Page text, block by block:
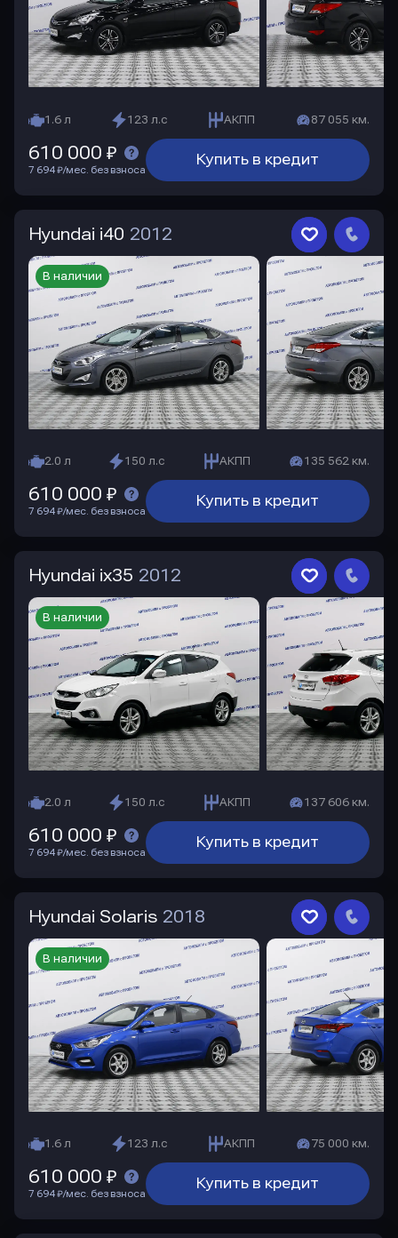
1.6 л 123 л.с АКПП 87 055 км.
Купить в кредит
610 000 ₽
7 694 ₽/мес. без взноса
Hyundai i40 2012
2.0 л 150 л.с АКПП 135 562 км.
В наличии
Купить в кредит
610 000 ₽
7 694 ₽/мес. без взноса
Hyundai ix35 2012
2.0 л 150 л.с АКПП 137 606 км.
В наличии
Купить в кредит
610 000 ₽
7 694 ₽/мес. без взноса
Hyundai Solaris 2018
1.6 л 123 л.с АКПП 75 000 км.
В наличии
Купить в кредит
610 000 ₽
7 694 ₽/мес. без взноса